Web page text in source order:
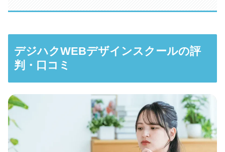
デジハクWEBデザインスクールの評
判・口コミ